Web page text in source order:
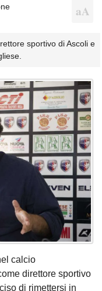
sportivo di Ascoli e
calcio
direttore sportivo
di rimettersi in